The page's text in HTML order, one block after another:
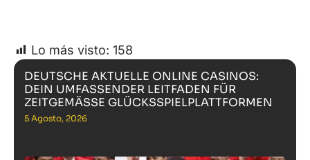
Lo más visto: 158
DEUTSCHE AKTUELLE ONLINE CASINOS:
DEIN UMFASSENDER LEITFADEN FÜR
ZEITGEMÄSSE GLÜCKSSPIELPLATTFORMEN
5 Agosto, 2026